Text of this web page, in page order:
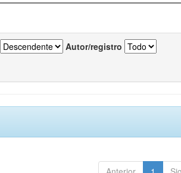
Autor/registro